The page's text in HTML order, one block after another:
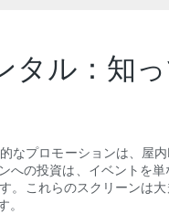
タル：知
なプロモーションは、屋
への投資は、イベントを
。これらのスクリーンは
。